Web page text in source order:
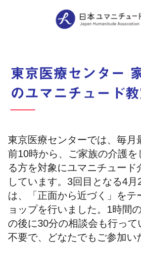
東京医療センター
のユマニチュード
東京医療センターでは、毎月
前10時から、ご家族の介護を
る方を対象にユマニチュード
しています。3回目となる4
は、「正面から近づく」をテ
ョップを行いました。1時間
の後に30分の相談会も行って
不要で、どなたでもご参加い